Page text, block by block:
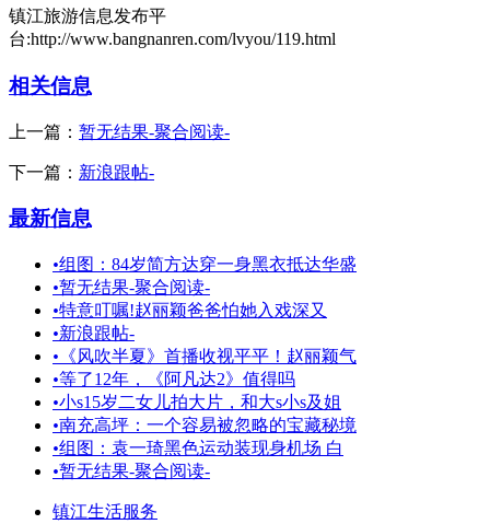
镇江旅游信息发布平
台:http://www.bangnanren.com/lvyou/119.html
相关信息
上一篇： 暂无结果-聚合阅读-
下一篇： 新浪跟帖-
最新信息
•组图：84岁简方达穿一身黑衣抵达华盛
•暂无结果-聚合阅读-
•特意叮嘱!赵丽颖爸爸怕她入戏深又
•新浪跟帖-
• 《风吹半夏》首播收视平平！赵丽颖气
•等了12年，《阿凡达2》值得吗
•小s15岁二女儿拍大片，和大s小s及姐
•南充高坪：一个容易被忽略的宝藏秘境
•组图：袁一琦黑色运动装现身机场 白
•暂无结果-聚合阅读-
镇江生活服务